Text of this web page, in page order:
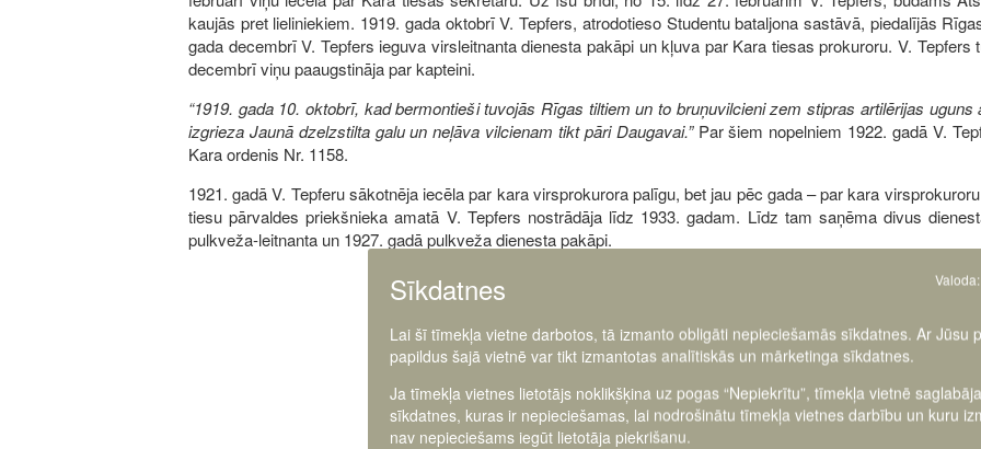
kaujās pret lieliniekiem. 1919. gada oktobrī V. Tepfers, atrodotieso Studentu bataljona sastāvā, piedalījās
gada decembrī V. Tepfers ieguva virsleitnanta dienesta pakāpi un kļuva par Kara tiesas prokuroru. V. Tepfers
decembrī viņu paaugstināja par kapteini.
“1919. gada 10. oktobrī, kad bermontieši tuvojās Rīgas tiltiem un to bruņuvilcieni zem stipras artilērijas
izgrieza Jaunā dzelzstilta galu un neļāva vilcienam tikt pāri Daugavai.”Par šiem nopelniem 1922. gadā V.
Kara ordenis Nr. 1158.
1921. gadā V. Tepferu sākotnēja iecēla par kara virsprokurora palīgu, bet jau pēc gada – par kara
tiesu pārvaldes priekšnieka amatā V. Tepfers nostrādāja līdz 1933. gadam. Līdz tam saņēma divus
pulkveža-leitnanta un 1927. gadā pulkveža dienesta pakāpi.
Sīkdatnes Valoda:
Lai šī tīmekļa vietne darbotos, tā izmanto obligāti nepieciešamās sīkdatnes. Ar Jūsu
papildus šajā vietnē var tikt izmantotas analītiskās un mārketinga sīkdatnes.
Ja tīmekļa vietnes lietotājs noklikšķina uz pogas “Nepiekrītu”, tīmekļa vietnē
sīkdatnes, kuras ir nepieciešamas, lai nodrošinātu tīmekļa vietnes darbību un kuru
nav nepieciešams iegūt lietotāja piekrišanu.